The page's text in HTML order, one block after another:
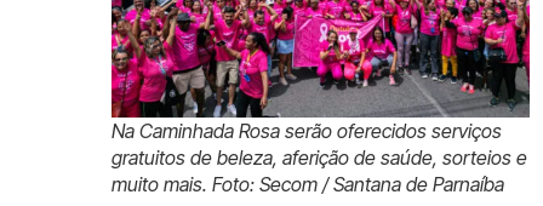
Na Caminhada Rosa serão oferecidos serviços
gratuitos de beleza, aferição de saúde, sorteios e
muito mais. Foto: Secom / Santana de Parnaíba